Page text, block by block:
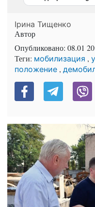
Ірина Тищенко
Автор
Опубликовано: 08.01
Теги: мобилизация ,
положение ,